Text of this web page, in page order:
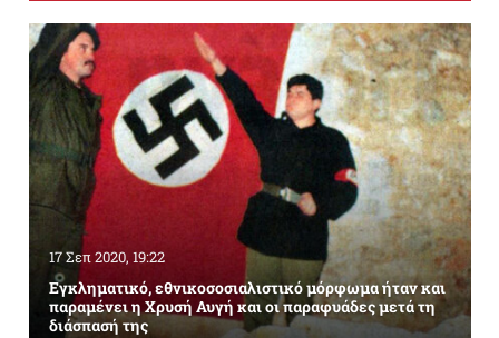
17 Σεπ 2020, 19:22
Εγκληματικό, εθνικοσοσιαλιστικό μόρφωμα ήταν και
παραμένει η Χρυσή Αυγή και οι παραφυάδες μετά τη
διάσπασή της